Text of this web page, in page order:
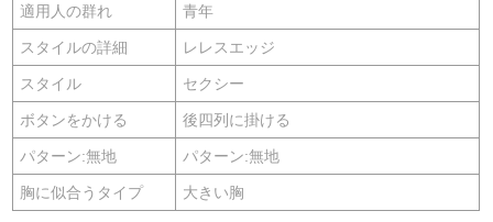
適用人の群れ 青年
スタイルの詳細 レレスエッジ
スタイル セクシー
ボタンをかける 後四列に掛ける
パターン:無地 パターン:無地
胸に似合うタイプ 大きい胸